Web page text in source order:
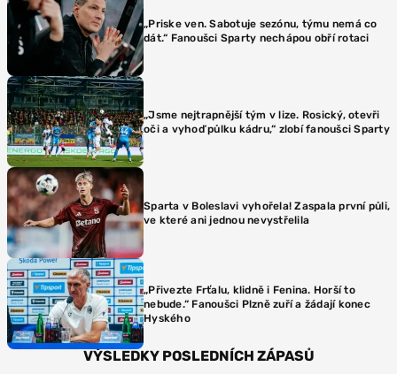
„Priske ven. Sabotuje sezónu, týmu nemá co
dát.“ Fanoušci Sparty nechápou obří rotaci
„Jsme nejtrapnější tým v lize. Rosický, otevři
oči a vyhoď půlku kádru,“ zlobí fanoušci Sparty
Sparta v Boleslavi vyhořela! Zaspala první půli,
ve které ani jednou nevystřelila
„Přivezte Frťalu, klidně i Fenina. Horší to
nebude.“ Fanoušci Plzně zuří a žádají konec
Hyského
VÝSLEDKY POSLEDNÍCH ZÁPASŮ